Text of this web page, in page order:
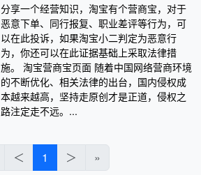
分享一个经营知识，淘宝有个营商宝，对于
恶意下单、同行报复、职业差评等行为，可
以在此投诉，如果淘宝小二判定为恶意行
为，你还可以在此证据基础上采取法律措
施。 淘宝营商宝页面 随着中国网络营商环境
的不断优化、相关法律的出台，国内侵权成
本越来越高，坚持走原创才是正道，侵权之
路注定走不远。...
＜ 1 ＞ »